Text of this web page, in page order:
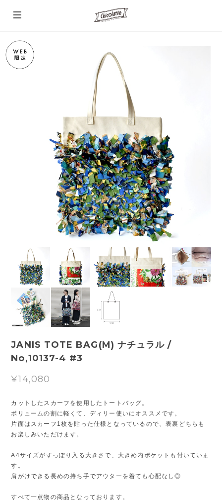
JANIS TOTE BAG(M) ナチュラル /
No,10137-4 #3
¥14,080
カットしたスカーフを使用したトートバッグ。
ボリュームの割に軽くて、ディリー使いにオススメです。
片面はスカーフ1枚を貼った仕様となっているので、表裏どちらも
お楽しみいただけます。
A4サイズがすっぽり入る大きさで、大きめ内ポケットも付いていま
す。
肩がけできる長めの持ち手でアウターを着ても心配なし◎
すべて一点物の商品となっております。